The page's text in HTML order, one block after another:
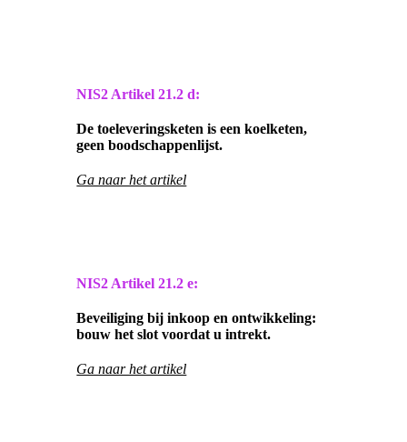
NIS2 Artikel21.2 d:
De toeleveringsketen is een koelketen,
geen boodschappenlijst.
Ga naar het artikel
NIS2 Artikel21.2 e:
Beveiliging bij inkoop en ontwikkeling:
bouw het slot voordat u intrekt.
Ga naar het artikel